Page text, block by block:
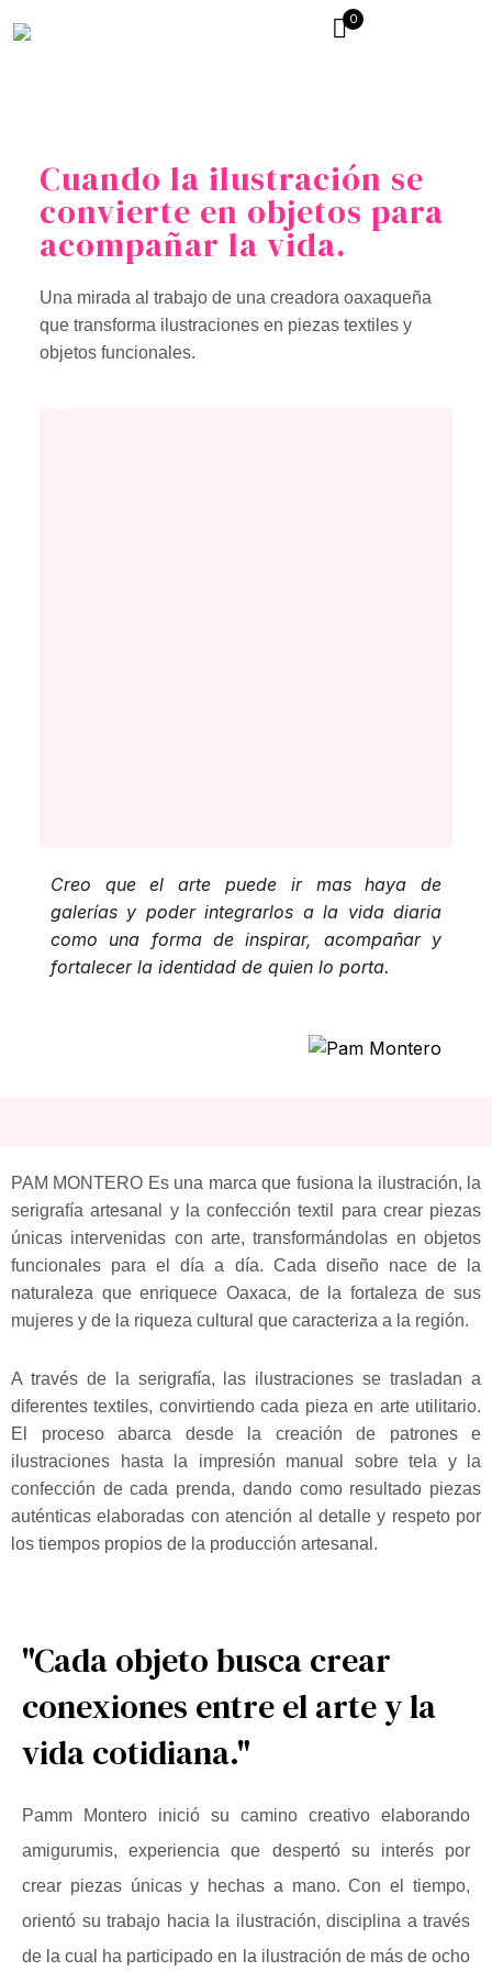
0
Cuando la ilustración se
convierte en objetos para
acompañar la vida.
Una mirada al trabajo de una creadora oaxaqueña
que transforma ilustraciones en piezas textiles y
objetos funcionales.
Creo que el arte puede ir mas haya de
galerías y poder integrarlos a la vida diaria
como una forma de inspirar, acompañar y
fortalecer la identidad de quien lo porta.
PAM MONTERO Es una marca que fusiona la ilustración, la
serigrafía artesanal y la confección textil para crear piezas
únicas intervenidas con arte, transformándolas en objetos
funcionales para el día a día. Cada diseño nace de la
naturaleza que enriquece Oaxaca, de la fortaleza de sus
mujeres y de la riqueza cultural que caracteriza a la región.
A través de la serigrafía, las ilustraciones se trasladan a
diferentes textiles, convirtiendo cada pieza en arte utilitario.
El proceso abarca desde la creación de patrones e
ilustraciones hasta la impresión manual sobre tela y la
confección de cada prenda, dando como resultado piezas
auténticas elaboradas con atención al detalle y respeto por
los tiempos propios de la producción artesanal.
"Cada objeto busca crear
conexiones entre el arte y la
vida cotidiana."
Pamm Montero inició su camino creativo elaborando
amigurumis, experiencia que despertó su interés por
crear piezas únicas y hechas a mano. Con el tiempo,
orientó su trabajo hacia la ilustración, disciplina a través
de la cual ha participado en la ilustración de más de ocho